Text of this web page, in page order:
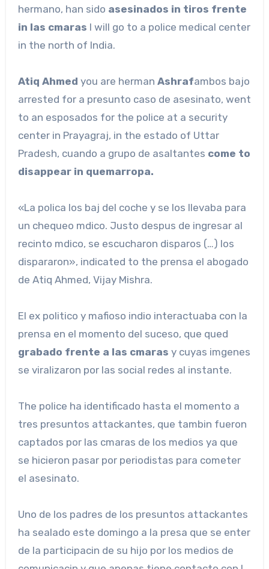
hermano, han sido asesinados in tiros frente
in las cmaras I will go to a police medical center
in the north of India.
Atiq Ahmed you are herman Ashrafambos bajo
arrested for a presunto caso de asesinato, went
to an esposados ​​​​for the police at a security
center in Prayagraj, in the estado of Uttar
Pradesh, cuando a grupo de asaltantes come to
disappear in quemarropa.
«La polica los baj del coche y se los llevaba para
un chequeo mdico. Justo despus de ingresar al
recinto mdico, se escucharon disparos (…) los
dispararon», indicated to the prensa el abogado
de Atiq Ahmed, Vijay Mishra.
El ex politico y mafioso indio interactuaba con la
prensa en el momento del suceso, que qued
grabado frente a las cmaras y cuyas imgenes
se viralizaron por las social redes al instante.
The police ha identificado hasta el momento a
tres presuntos attackantes, que tambin fueron
captados por las cmaras de los medios ya que
se hicieron pasar por periodistas para cometer
el asesinato.
Uno de los padres de los presuntos attackantes
ha sealado este domingo a la presa que se enter
de la participacin de su hijo por los medios de